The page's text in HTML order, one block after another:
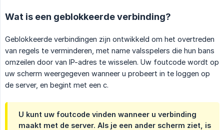
Wat is een geblokkeerde verbinding?
Geblokkeerde verbindingen zijn ontwikkeld om het overtreden
van regels te verminderen, met name valsspelers die hun bans
omzeilen door van IP-adres te wisselen. Uw foutcode wordt op
uw scherm weergegeven wanneer u probeert in te loggen op
de server, en begint met een c.
U kunt uw foutcode vinden wanneer u verbinding
maakt met de server. Als je een ander scherm ziet, is